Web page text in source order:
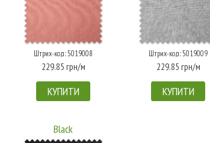
Штрих-код: 5019008
229.85 грн/м
КУПИТИ
Штрих-код: 5019009
229.85 грн/м
КУПИТИ
Black